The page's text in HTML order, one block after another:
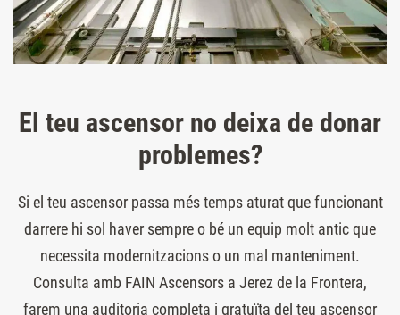
El teu ascensor no deixa de donar
problemes?
Si el teu ascensor passa més temps aturat que funcionant
darrere hi sol haver sempre o bé un equip molt antic que
necessita modernitzacions o un mal manteniment.
Consulta amb FAIN Ascensors a Jerez de la Frontera,
farem una auditoria completa i gratuïta del teu ascensor